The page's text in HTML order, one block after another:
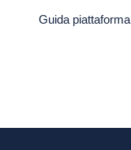
Guida